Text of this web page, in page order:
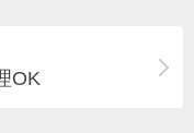
OK